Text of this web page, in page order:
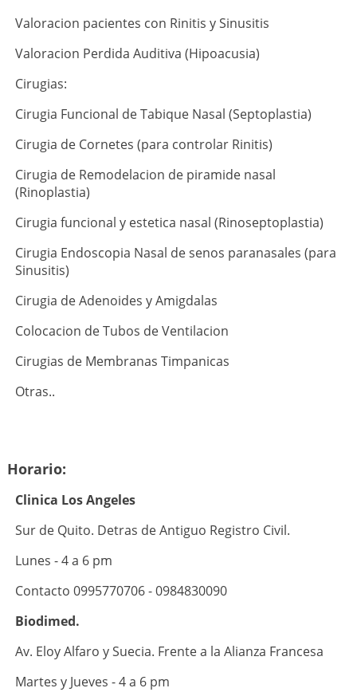
Valoracion pacientes con Rinitis y Sinusitis
Valoracion Perdida Auditiva (Hipoacusia)
Cirugias:
Cirugia Funcional de Tabique Nasal (Septoplastia)
Cirugia de Cornetes (para controlar Rinitis)
Cirugia de Remodelacion de piramide nasal
(Rinoplastia)
Cirugia funcional y estetica nasal (Rinoseptoplastia)
Cirugia Endoscopia Nasal de senos paranasales (para
Sinusitis)
Cirugia de Adenoides y Amigdalas
Colocacion de Tubos de Ventilacion
Cirugias de Membranas Timpanicas
Otras..
Horario:
Clinica Los Angeles
Sur de Quito. Detras de Antiguo Registro Civil.
Lunes - 4 a 6 pm
Contacto 0995770706 - 0984830090
Biodimed.
Av. Eloy Alfaro y Suecia. Frente a la Alianza Francesa
Martes y Jueves - 4 a 6 pm